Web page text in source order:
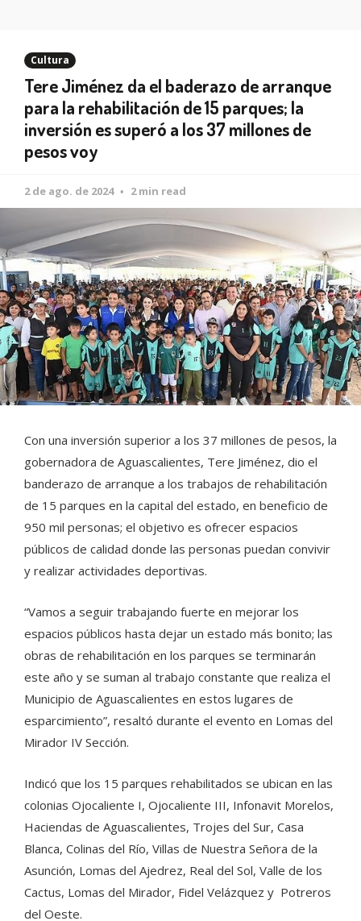
Cultura
Tere Jiménez da el baderazo de arranque
para la rehabilitación de 15 parques; la
inversión es superó a los 37 millones de
pesos voy
2 de ago. de 2024 2 min read
Con una inversión superior a los 37 millones de pesos, la
gobernadora de Aguascalientes, Tere Jiménez, dio el
banderazo de arranque a los trabajos de rehabilitación
de 15 parques en la capital del estado, en beneficio de
950 mil personas; el objetivo es ofrecer espacios
públicos de calidad donde las personas puedan convivir
y realizar actividades deportivas.
“Vamos a seguir trabajando fuerte en mejorar los
espacios públicos hasta dejar un estado más bonito; las
obras de rehabilitación en los parques se terminarán
este año y se suman al trabajo constante que realiza el
Municipio de Aguascalientes en estos lugares de
esparcimiento”, resaltó durante el evento en Lomas del
Mirador IV Sección.
Indicó que los 15 parques rehabilitados se ubican en las
colonias Ojocaliente I, Ojocaliente III, Infonavit Morelos,
Haciendas de Aguascalientes, Trojes del Sur, Casa
Blanca, Colinas del Río, Villas de Nuestra Señora de la
Asunción, Lomas del Ajedrez, Real del Sol, Valle de los
Cactus, Lomas del Mirador, Fidel Velázquez y Potreros
del Oeste.